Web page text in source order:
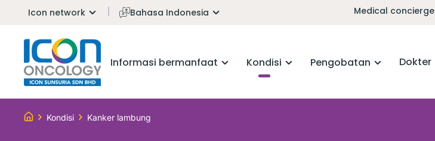
Icon network Bahasa Indonesia Medical concierge
Informasi bermanfaat Kondisi Pengobatan Dokter
Kondisi Kanker lambung